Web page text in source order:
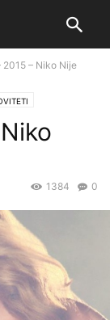
2015 – Niko Nije
0
1384